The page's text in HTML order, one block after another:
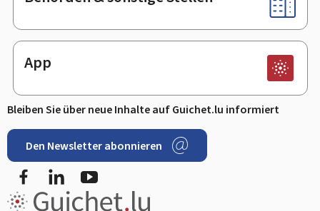
App
Bleiben Sie über neue Inhalte auf Guichet.lu informiert
Den Newsletter abonnieren
FacebookLinkedIn